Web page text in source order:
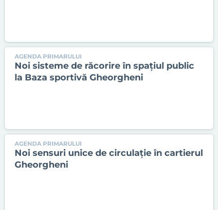
AGENDA PRIMARULUI
Noi sisteme de răcorire în spațiul public
la Baza sportivă Gheorgheni
AGENDA PRIMARULUI
Noi sensuri unice de circulație în cartierul
Gheorgheni